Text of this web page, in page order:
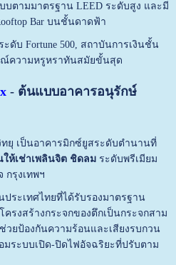
บตามมาตรฐาน LEED ระดับสูง และมี
Bar บนชั้นดาดฟ้า
ดับ Fortune 500, สถาบันการเงินชั้น
ความหรูหราทันสมัยขั้นสุด
- ต้นแบบอาคารอนุรักษ์
ยุ เป็นอาคารมิกซ์ยูสระดับตำนานที่
ให้เช่าเพลินจิต ชิดลมระดับพรีเมียม
กรุงเทพฯ
ประเทศไทยที่ได้รับรองมาตรฐาน
ครงสร้างกระจกของตึกเป็นกระจกสาม
ช่วยป้องกันความร้อนและเสียงรบกวน
ระบบเปิด-ปิดไฟอัจฉริยะที่ปรับตาม